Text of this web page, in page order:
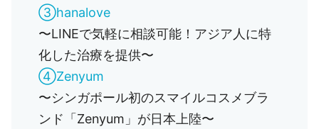
③hanalove
〜LINEで気軽に相談可能！アジア人に特
化した治療を提供〜
④Zenyum
〜シンガポール初のスマイルコスメブラ
ンド「Zenyum」が日本上陸〜